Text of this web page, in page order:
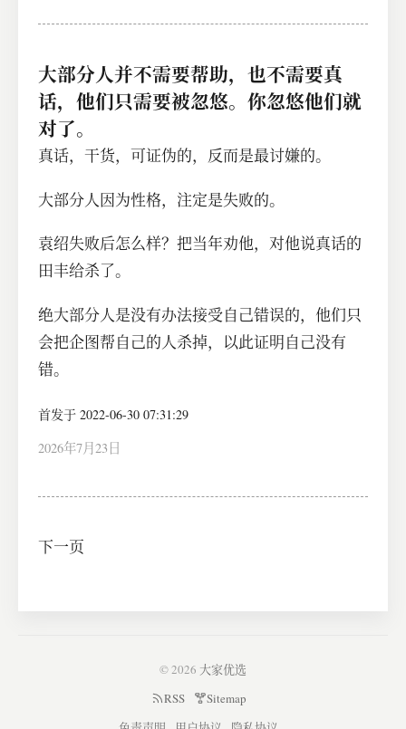
大部分人并不需要帮助，也不需要真
话，他们只需要被忽悠。你忽悠他们就
对了。
真话，干货，可证伪的，反而是最讨嫌的。
大部分人因为性格，注定是失败的。
袁绍失败后怎么样？把当年劝他，对他说真话的
田丰给杀了。
绝大部分人是没有办法接受自己错误的，他们只
会把企图帮自己的人杀掉，以此证明自己没有
错。
首发于 2022-06-30 07:31:29
2026年7月23日
下一页
© 2026 大家优选
RSS
Sitemap